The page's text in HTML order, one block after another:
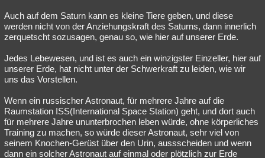
Auch auf dem Saturn kann es kleine Tiere geben, und diese
werden nicht von der Anziehungskraft des Saturns, dann innerlich
zerquetscht sozusagen, genau so, wie hier auf unserer Erde.
Jedes Lebewesen, und ist es auch ein winzigster Einzeller, hier auf
unserer Erde, hat nicht unter der Schwerkraft zu leiden, wie wir
uns das Vorstellen.
Wenn ein russischer Astronaut, für mehrere Jahre auf die
Raumstation ISS(International Space Station) geht, und dort auch
für mehrere Jahre ununterbrochen leben würde, ohne körperliches
Training zu machen, so würde dieser Astronaut, sehr viel von
seinem Knochen-Gerüst über den Urin, aussscheiden und wenn
dann ein solcher Astronaut auf einmal oder plötzlich zur Erde